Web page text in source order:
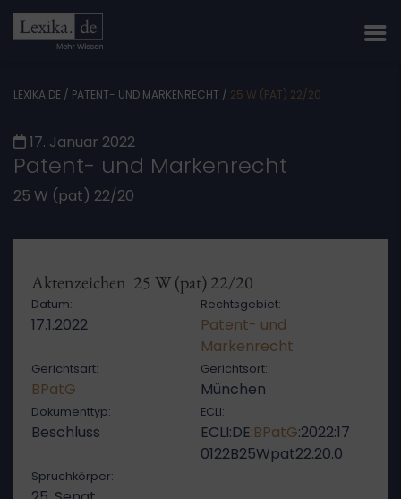
LEXIKA.DE / PATENT- UND MARKENRECHT / 25 W (PAT) 22/20
17. Januar 2022
Patent- und Markenrecht
25 W (pat) 22/20
Aktenzeichen 25 W (pat) 22/20
Datum:
17.1.2022
Rechtsgebiet:
Patent- und
Markenrecht
Gerichtsart:
BPatG
Gerichtsort:
München
Dokumenttyp:
Beschluss
ECLI:
ECLI:DE:BPatG:2022:17
0122B25Wpat22.20.0
Spruchkörper: